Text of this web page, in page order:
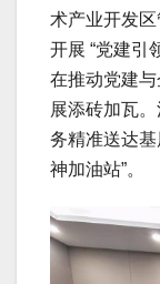
术产业开发
开展 “党建引
在推动党建
展添砖加瓦
务精准送达
神加油站”。